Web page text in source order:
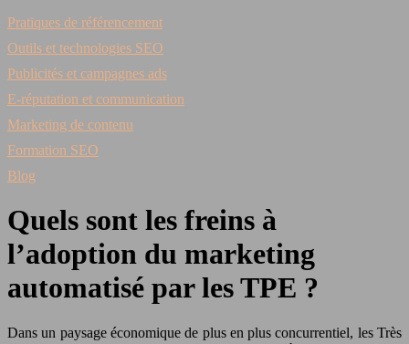
Pratiques de référencement
Outils et technologies SEO
Publicités et campagnes ads
E-réputation et communication
Marketing de contenu
Formation SEO
Blog
Quels sont les freins à
l’adoption du marketing
automatisé par les TPE ?
Dans un paysage économique de plus en plus concurrentiel, les Très